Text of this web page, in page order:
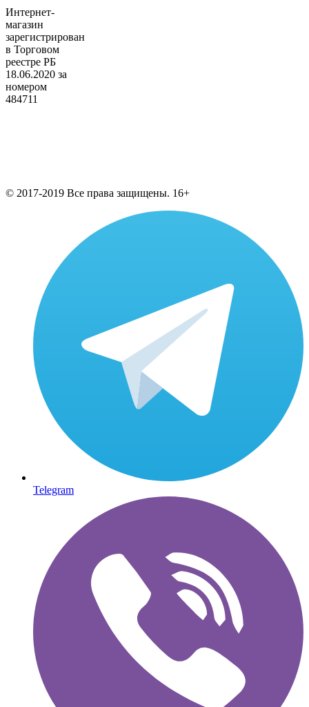
Интернет-
магазин
зарегистрирован
в Торговом
реестре РБ
18.06.2020 за
номером
484711
© 2017-2019 Все права защищены. 16+
Telegram